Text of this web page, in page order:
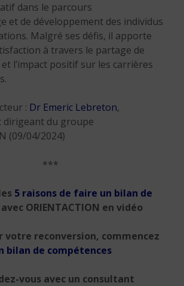
dans le parcours
et de développement des individus
Malgré ses défis, il apporte
à travers le partage de
l’impact positif sur les carrières
: Dr Emeric Lebreton,
dirigeant du groupe
(09/04/2024)
***
5 raisons de faire un bilan de
avec ORIENTACTION en vidéo
votre reconversion, commencez
bilan de compétences
vous avec un consultant